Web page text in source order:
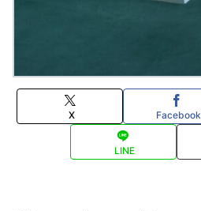
X Facebook
LINE